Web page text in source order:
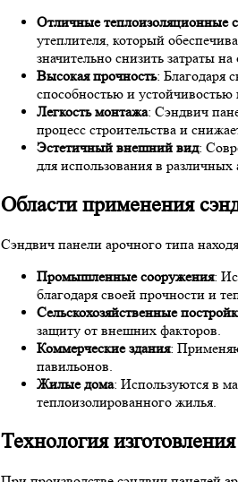
Отличные теплоизоляционные
утеплителя, который
значительно снизить затраты
Высокая прочность: Благодаря
способностью и
Легкость монтажа: Сэндвич
процесс строительства и
Эстетичный внешний вид:
для использования в
Области применения
Сэндвич панели арочного типа
Промышленные сооружения:
благодаря своей прочности и
Сельскохозяйственные
защиту от внешних факторов.
Коммерческие здания:
павильонов.
Жилые дома: Используются в
теплоизолированного жилья.
Технология